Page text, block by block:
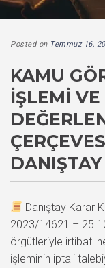
Posted on Temmuz 16,
KAMU
İŞLEMI
Danıştay Karar
2023/14621 –
örgütleriyle irtibatı
işleminin iptali